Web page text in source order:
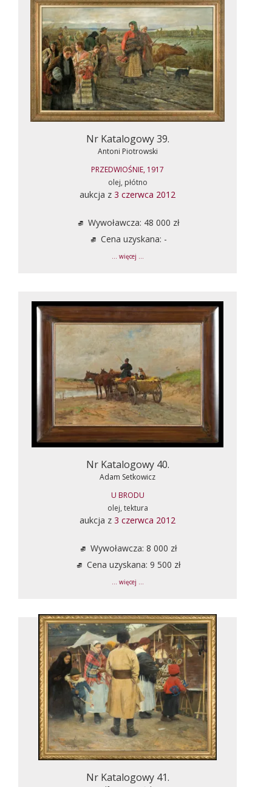
Nr Katalogowy 39.
Antoni Piotrowski
PRZEDWIOŚNIE, 1917
olej, płótno
aukcja z 3 czerwca 2012
Wywoławcza: 48 000 zł
Cena uzyskana: -
... więcej ...
Nr Katalogowy 40.
Adam Setkowicz
U BRODU
olej, tektura
aukcja z 3 czerwca 2012
Wywoławcza: 8 000 zł
Cena uzyskana: 9 500 zł
... więcej ...
Nr Katalogowy 41.